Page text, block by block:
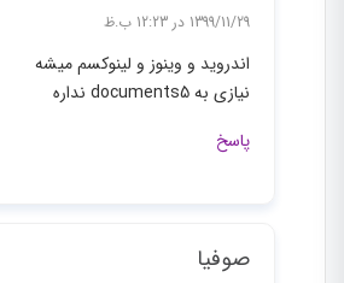
1399/11/29 در 12:23 ب.ظ
اندروید و وینوز و لینوکسم میشه
نیازی به documents5 نداره
پاسخ
صوفيا